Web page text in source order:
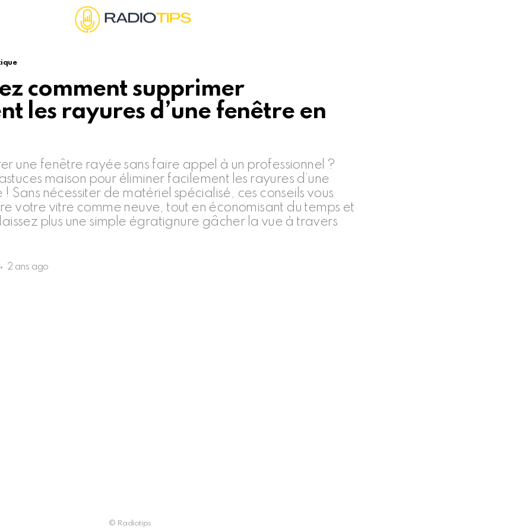
comment supprimer
les rayures d’une fenêtre en
une fenêtre rayée sans faire appel à un professionnel ?
maison pour éliminer facilement les rayures d’une
Sans nécessiter de matériel spécialisé, ces conseils vous
votre vitre comme neuve, tout en économisant du temps et
plus une simple égratignure gâcher la vue à travers
2 ans ago
© Radiotips